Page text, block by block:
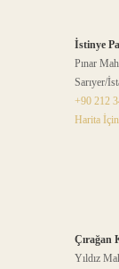
İstinye
Pınar
Sarıyer/
+90 212
Harita
Çırağan
Yıldız